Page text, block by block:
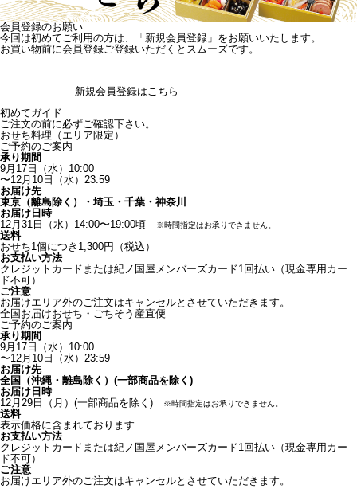
会員登録のお願い
今回は初めてご利用の方は、
「新規会員登録」 をお願いいたします。
お買い物前に会員登録ご登録いただくとスムーズです。
新規会員登録はこちら
初めてガイド
ご注文の前に必ずご確認下さい。
おせち料理 （エリア限定）
ご予約のご案内
承り期間
9月17日（水）10:00
〜12月10日（水）23:59
お届け先
東京（離島除く）・埼玉・千葉・神奈川
お届け日時
12月31日（水）14:00〜19:00頃
※時間指定はお承りできません。
送料
おせち1個につき1,300円（税込）
お支払い方法
クレジットカードまたは紀ノ国屋メンバーズカード1回払い （現金専用カー
ド不可）
ご注意
お届けエリア外のご注文はキャンセルとさせていただきます。
全国お届けおせち・ごちそう産直便
ご予約のご案内
承り期間
9月17日（水）10:00
〜12月10日（水）23:59
お届け先
全国（沖縄・離島除く）(一部商品を除く)
お届け日時
12月29日（月）(一部商品を除く)
※時間指定はお承りできません。
送料
表示価格に含まれております
お支払い方法
クレジットカードまたは紀ノ国屋メンバーズカード1回払い （現金専用カー
ド不可）
ご注意
お届けエリア外のご注文はキャンセルとさせていただきます。